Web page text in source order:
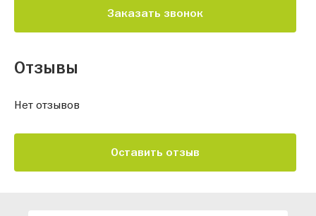
Заказать звонок
Отзывы
Нет отзывов
Оставить отзыв